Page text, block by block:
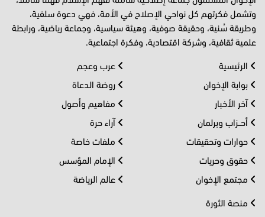
وتشمل فكرتهم كل نواحي الإصلاح في الأمة، فهي دعوة سلفية،
وطريقة سُنية، وحقيقة صوفية، وهيئة سياسية، وجماعة رياضية، ورابطة
علمية ثقافية، وشركة اقتصادية، وفكرة اجتماعية.
الرئيسية
بوابة الإخوان
آخر الأخبار
أحــزاب وبرلمان
حوارات وتحقيقات
حقوق وحريات
مجتمع الإخوان
عرب وعجم
روضة الدعاة
مفاهيم وأصول
آراء حرة
ملفات خاصة
الإمام المؤسس
عالم الرياضة
منصة الثورة